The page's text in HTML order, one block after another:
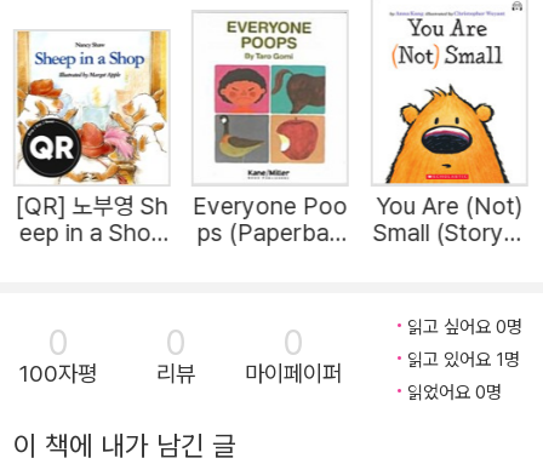
[QR] 노부영 Sh
eep in a Shop
Everyone Poo
ps (Paperbac
You Are (Not)
Small (StoryPl
판)
0
100자평
0
리뷰
0
마이페이퍼
읽고 싶어요 0명
읽고 있어요 1명
읽었어요 0명
이 책에 내가 남긴 글